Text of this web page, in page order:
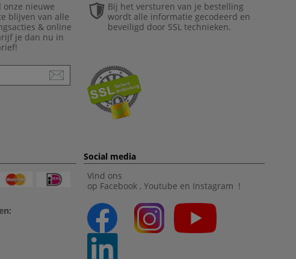
onze nieuwe
blijven van alle
& online
je dan nu in
Bij het versturen van je bestelling
wordt alle informatie gecodeerd en
beveiligd door SSL technieken.
Social media
Vind ons
op Facebook , Youtube en Instagram !